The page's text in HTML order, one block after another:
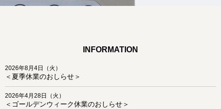
INFORMATION
2026年8月4日（火）
＜夏季休業のおしらせ＞
2026年4月28日（火）
＜ゴールデンウィーク休業のおしらせ＞